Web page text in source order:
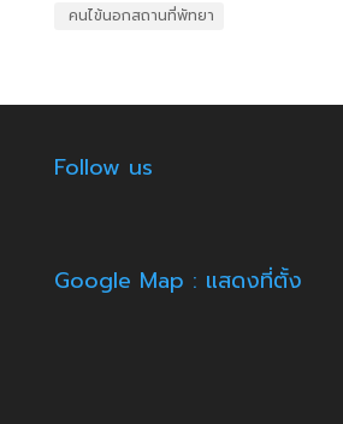
​ คนไข้นอกสถานที่พัทยา
Follow us
Google Map : แสดงที่ตั้ง